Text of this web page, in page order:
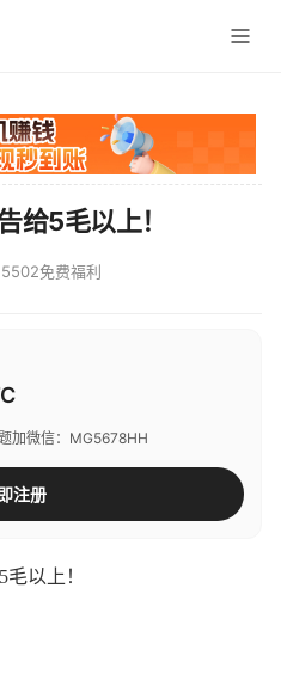
给5毛以上！
免费福利
加微信：MG5678HH
注册
以上！